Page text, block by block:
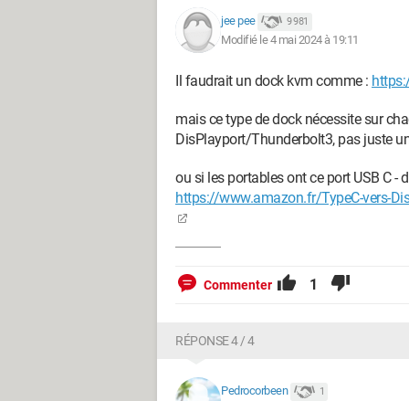
jee pee 9 981
Modifié le 4 mai 2024 à 19:11
Il faudrait un dock kvm comme :
mais ce type de dock nécessite sur
DisPlayport/Thunderbolt3, pas juste
ou si les portables ont ce port USB C -
https://www.amazon.fr/TypeC-vers-
Commenter 1
RÉPONSE 4 / 4
Pedrocorbeen 1